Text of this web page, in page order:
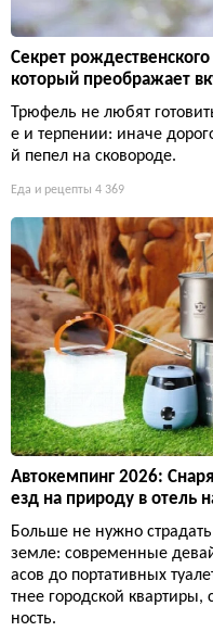
Секрет
который преображает
Трюфель не любят
е и терпении: иначе
й пепел на сковороде.
Еда и рецепты 4 369
Автокемпинг 2026:
езд на природу в отель
Больше не нужно страдать
земле: современные
асов до портативных
тнее городской
ность.